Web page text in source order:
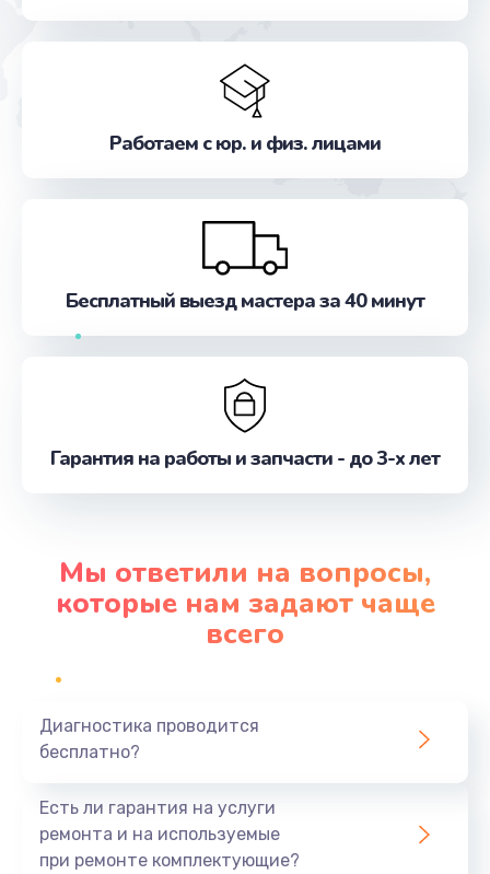
Работаем с юр. и физ. лицами
Бесплатный выезд мастера за 40 минут
Гарантия на работы и запчасти - до 3-х лет
Мы ответили на вопросы,
которые нам задают чаще
всего
Диагностика проводится
бесплатно?
Есть ли гарантия на услуги
ремонта и на используемые
при ремонте комплектующие?